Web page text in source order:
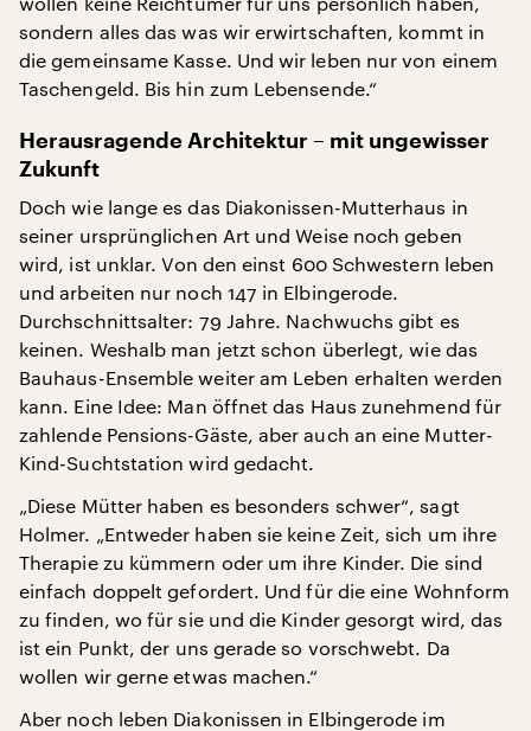
sondern alles das was wir erwirtschaften, kommt in
die gemeinsame Kasse. Und wir leben nur von einem
Taschengeld. Bis hin zum Lebensende.“
Herausragende Architektur – mit ungewisser
Zukunft
Doch wie lange es das Diakonissen-Mutterhaus in
seiner ursprünglichen Art und Weise noch geben
wird, ist unklar. Von den einst 600 Schwestern leben
und arbeiten nur noch 147 in Elbingerode.
Durchschnittsalter: 79 Jahre. Nachwuchs gibt es
keinen. Weshalb man jetzt schon überlegt, wie das
Bauhaus-Ensemble weiter am Leben erhalten werden
kann. Eine Idee: Man öffnet das Haus zunehmend für
zahlende Pensions-Gäste, aber auch an eine Mutter-
Kind-Suchtstation wird gedacht.
„Diese Mütter haben es besonders schwer“, sagt
Holmer. „Entweder haben sie keine Zeit, sich um ihre
Therapie zu kümmern oder um ihre Kinder. Die sind
einfach doppelt gefordert. Und für die eine Wohnform
zu finden, wo für sie und die Kinder gesorgt wird, das
ist ein Punkt, der uns gerade so vorschwebt. Da
wollen wir gerne etwas machen.“
Aber noch leben Diakonissen in Elbingerode im